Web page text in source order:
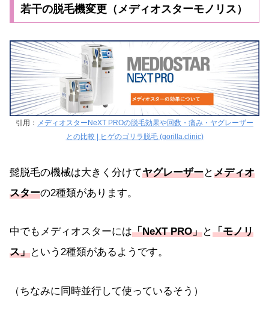
若干の脱毛機変更（メディオスターモノリス）
引用： メディオスターNeXT PROの脱毛効果や回数・痛み・ヤグレーザー
との比較 | ヒゲのゴリラ脱毛 (gorilla.clinic)
髭脱毛の機械は大きく分けてヤグレーザーとメディオ
スターの2種類があります。
中でもメディオスターには「NeXT PRO」と「モノリ
ス」という2種類があるようです。
（ちなみに同時並行して使っているそう）